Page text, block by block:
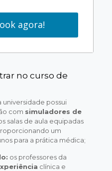
agora!
no curso de
universidade possui
com simuladores de
salas de aula equipadas
um
para a prática médica;
os professores da
clínica e